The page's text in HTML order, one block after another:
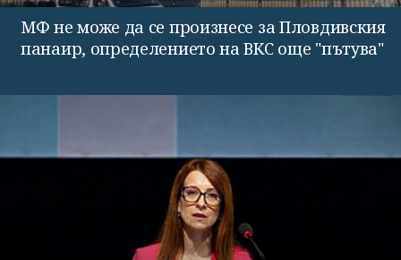
МФ не може да се произнесе за Пловдивския
панаир, определението на ВКС още "пътува"